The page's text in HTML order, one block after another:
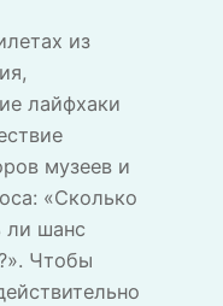
из
лайфхаки
музеев и
«Сколько
ли шанс
Чтобы